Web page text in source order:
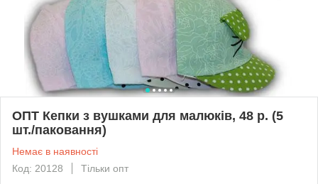
ОПТ Кепки з вушками для малюків, 48 р. (5
шт./паковання)
Немає в наявності
Код: 20128
Тільки опт